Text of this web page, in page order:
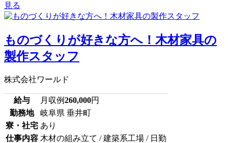
見る
ものづくりが好きな方へ！木材家具の
製作スタッフ
株式会社ワールド
給与 月収例260,000円
勤務地
岐阜県 垂井町
寮・社宅 あり
仕事内容 木材の組み立て / 建築系工場 / 日勤